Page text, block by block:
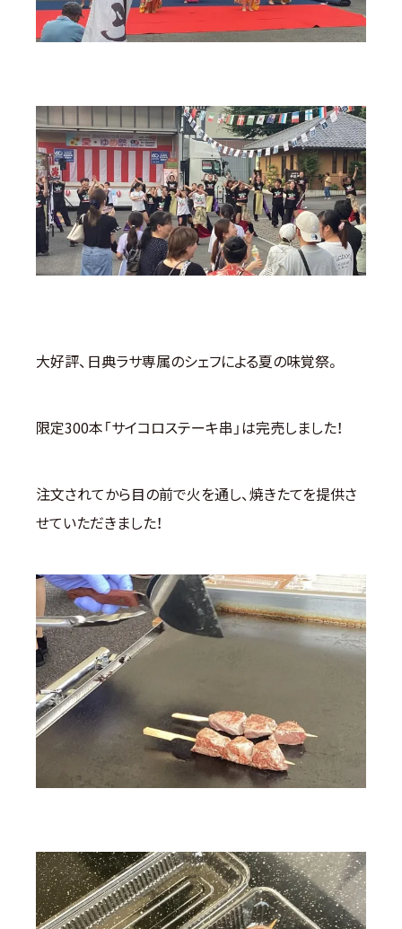
大好評、日典ラサ専属のシェフによる夏の味覚祭。
限定300本「サイコロステーキ串」は完売しました！
注文されてから目の前で火を通し、焼きたてを提供さ
せていただきました！